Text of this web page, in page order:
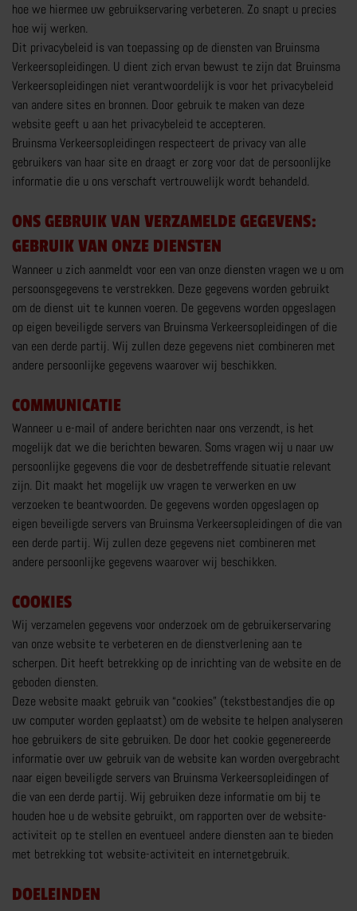
hoe we hiermee uw gebruikservaring verbeteren. Zo snapt u precies
hoe wij werken.
Dit privacybeleid is van toepassing op de diensten van Bruinsma
Verkeersopleidingen. U dient zich ervan bewust te zijn dat Bruinsma
Verkeersopleidingen niet verantwoordelijk is voor het privacybeleid
van andere sites en bronnen. Door gebruik te maken van deze
website geeft u aan het privacybeleid te accepteren.
Bruinsma Verkeersopleidingen respecteert de privacy van alle
gebruikers van haar site en draagt er zorg voor dat de persoonlijke
informatie die u ons verschaft vertrouwelijk wordt behandeld.
ONS GEBRUIK VAN VERZAMELDE GEGEVENS:
GEBRUIK VAN ONZE DIENSTEN
Wanneer u zich aanmeldt voor een van onze diensten vragen we u om
persoonsgegevens te verstrekken. Deze gegevens worden gebruikt
om de dienst uit te kunnen voeren. De gegevens worden opgeslagen
op eigen beveiligde servers van Bruinsma Verkeersopleidingen of die
van een derde partij. Wij zullen deze gegevens niet combineren met
andere persoonlijke gegevens waarover wij beschikken.
COMMUNICATIE
Wanneer u e-mail of andere berichten naar ons verzendt, is het
mogelijk dat we die berichten bewaren. Soms vragen wij u naar uw
persoonlijke gegevens die voor de desbetreffende situatie relevant
zijn. Dit maakt het mogelijk uw vragen te verwerken en uw
verzoeken te beantwoorden. De gegevens worden opgeslagen op
eigen beveiligde servers van Bruinsma Verkeersopleidingen of die van
een derde partij. Wij zullen deze gegevens niet combineren met
andere persoonlijke gegevens waarover wij beschikken.
COOKIES
Wij verzamelen gegevens voor onderzoek om de gebruikerservaring
van onze website te verbeteren en de dienstverlening aan te
scherpen. Dit heeft betrekking op de inrichting van de website en de
geboden diensten.
Deze website maakt gebruik van “cookies” (tekstbestandjes die op
uw computer worden geplaatst) om de website te helpen analyseren
hoe gebruikers de site gebruiken. De door het cookie gegenereerde
informatie over uw gebruik van de website kan worden overgebracht
naar eigen beveiligde servers van Bruinsma Verkeersopleidingen of
die van een derde partij. Wij gebruiken deze informatie om bij te
houden hoe u de website gebruikt, om rapporten over de website-
activiteit op te stellen en eventueel andere diensten aan te bieden
met betrekking tot website-activiteit en internetgebruik.
DOELEINDEN
RIJTRAININGEN
E-BESTELAUTO RIJVAARDIGHEIDSTRAINING
VOORGEZETTE RIJOPLEIDING MOTOR VRO
E-BIKE TRAINING
MEER RIJTRAININGEN
MOTORRIJBEWIJS
TRY THE BIKE
VOERTUIGBEHEERSING
VERKEERSDEELNEMING
MEER OVER MOTORRIJBEWIJS
RIJBEWIJS C1
RIJVAARDIGHEIDSTRAINING
CAMPERRIJBEWIJS NKC
MEER OVER CAMPER RIJBEWIJS
TRANSPORT RIJBEWIJS
TRANSPORTOPLEIDINGEN
C1 BEROEPSMATIG